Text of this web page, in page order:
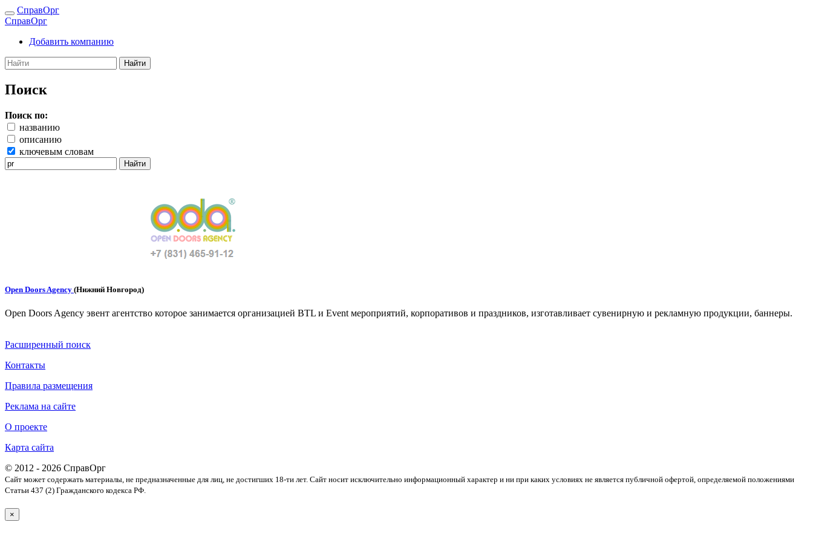
СправОрг
СправОрг
Добавить компанию
Найти
Поиск
Поиск по:
названию
описанию
ключевым словам
Найти
Open Doors Agency (Нижний Новгород)
Open Doors Agency эвент агентство которое занимается организацией BTL и Event мероприятий, корпоративов и праздников, изготавливает сувенирную и рекламную продукции, баннеры.
Расширенный поиск
Контакты
Правила размещения
Реклама на сайте
О проекте
Карта сайта
© 2012 - 2026 СправОрг
Сайт может содержать материалы, не предназначенные для лиц, не достигших 18-ти лет. Cайт носит исключительно информационный характер и ни при каких условиях не является публичной офертой, определяемой положениями
Статьи 437 (2) Гражданского кодекса РФ.
×